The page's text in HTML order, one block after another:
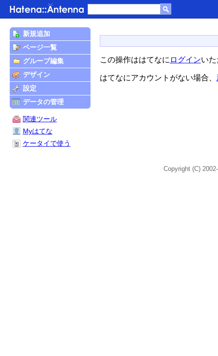
この操作ははてなに ログインい
はてなにアカウントがない場合、
新規追加
ページ一覧
グループ編集
デザイン
設定
データの管理
関連ツール
Myはてな
ケータイで使う
Copyright (C)